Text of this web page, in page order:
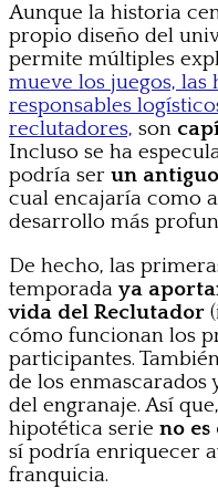
Aunque la historia
propio diseño del
permite múltiples
mueve los juegos, las
responsables
reclutadores, son
Incluso se ha
podría ser un
cual encajaría como
desarrollo más
De hecho, las
temporada ya
vida del Reclutador
cómo funcionan los
participantes.
de los
del engranaje. Así
hipotética serie no
sí podría enriquecer
franquicia.